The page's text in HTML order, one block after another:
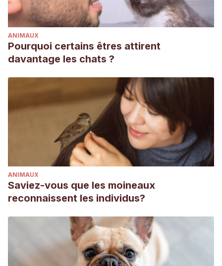
ANIMAUX
Pourquoi certains êtres attirent
davantage les chats ?
ANIMAUX
Saviez-vous que les moineaux
reconnaissent les individus?